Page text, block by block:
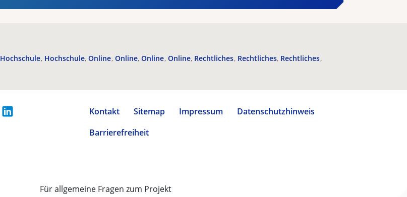
Hochschule Hochschule Online Online Online Online Rechtliches Rechtliches Rechtliches
Kontakt Sitemap Impressum
Datenschutzhinweis
Barrierefreiheit
Für allgemeine Fragen zum Projekt